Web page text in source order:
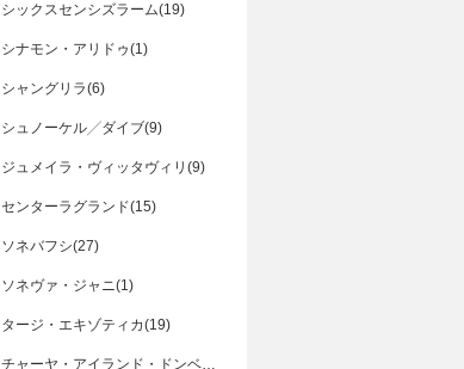
シックスセンシズラーム(19)
シナモン・アリドゥ(1)
シャングリラ(6)
シュノーケル╱ダイブ(9)
ジュメイラ・ヴィッタヴィリ(9)
センターラグランド(15)
ソネバフシ(27)
ソネヴァ・ジャニ(1)
タージ・エキゾティカ(19)
チャーヤ・アイランド・ドンベリ(7)